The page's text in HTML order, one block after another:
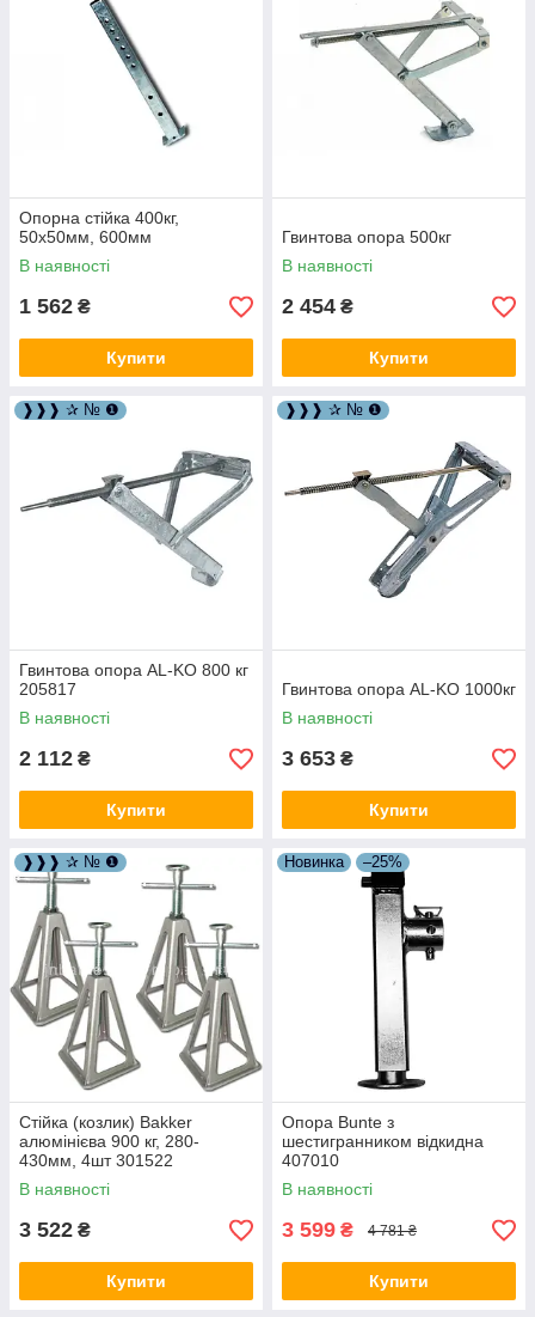
Опорна стійка 400кг,
50х50мм, 600мм
В наявності
1 562 ₴
Купити
Гвинтова опора 500кг
В наявності
2 454 ₴
Купити
❱❱❱ ✰ № ❶
Гвинтова опора AL-KO 800 кг
205817
В наявності
2 112 ₴
Купити
❱❱❱ ✰ № ❶
Гвинтова опора AL-KO 1000кг
В наявності
3 653 ₴
Купити
❱❱❱ ✰ № ❶
Стійка (козлик) Bakker
алюмінієва 900 кг, 280-
430мм, 4шт 301522
В наявності
3 522 ₴
Купити
Новинка –25%
Опора Bunte з
шестигранником відкидна
407010
В наявності
3 599 ₴ 4 781 ₴
Купити